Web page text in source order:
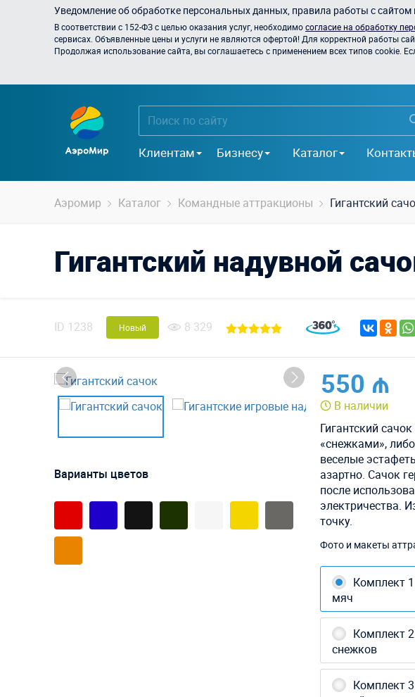
Уведомление об обработке персональных данных, правила работы с сайтом
В соответствии с 152-ФЗ с целью оказания услуг, необходимосогласие на обработку
сервисах. Объявленные цены и услуги не являются офертой! Для корректной работы
Продолжая использование сайта, вы соглашаетесь с применением всех типов cookie.
Клиентам Бизнесу Каталог
Аэромир Каталог Командные аттракционы Гигантский
Гигантский надувной
ID 1238 Новый 8 329
Варианты цветов
550 ₼
В наличии
Гигантский
«снежками»,
веселые
азартно. Сачок
после
электричества.
точку.
Фото и макеты
Комплект
мяч
Комплект
снежков
Комплект